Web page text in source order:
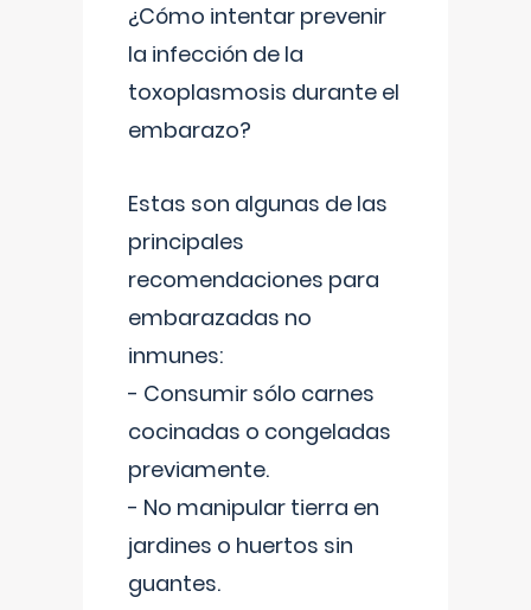
¿Cómo intentar prevenir
la infección de la
toxoplasmosis durante el
embarazo?
Estas son algunas de las
principales
recomendaciones para
embarazadas no
inmunes:
- Consumir sólo carnes
cocinadas o congeladas
previamente.
- No manipular tierra en
jardines o huertos sin
guantes.